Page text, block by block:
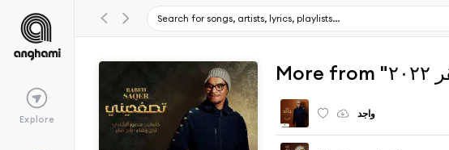
Explore واجد